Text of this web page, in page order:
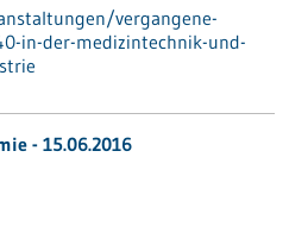
vergangene-
in-der-medizintechnik-und-
- 15.06.2016